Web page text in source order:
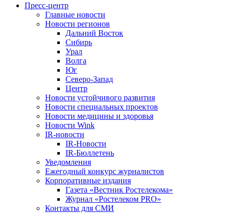
Пресс-центр
Главные новости
Новости регионов
Дальний Восток
Сибирь
Урал
Волга
Юг
Северо-Запад
Центр
Новости устойчивого развития
Новости специальных проектов
Новости медицины и здоровья
Новости Wink
IR-новости
IR-Новости
IR-Бюллетень
Уведомления
Ежегодный конкурс журналистов
Корпоративные издания
Газета «Вестник Ростелекома»
Журнал «Ростелеком PRO»
Контакты для СМИ